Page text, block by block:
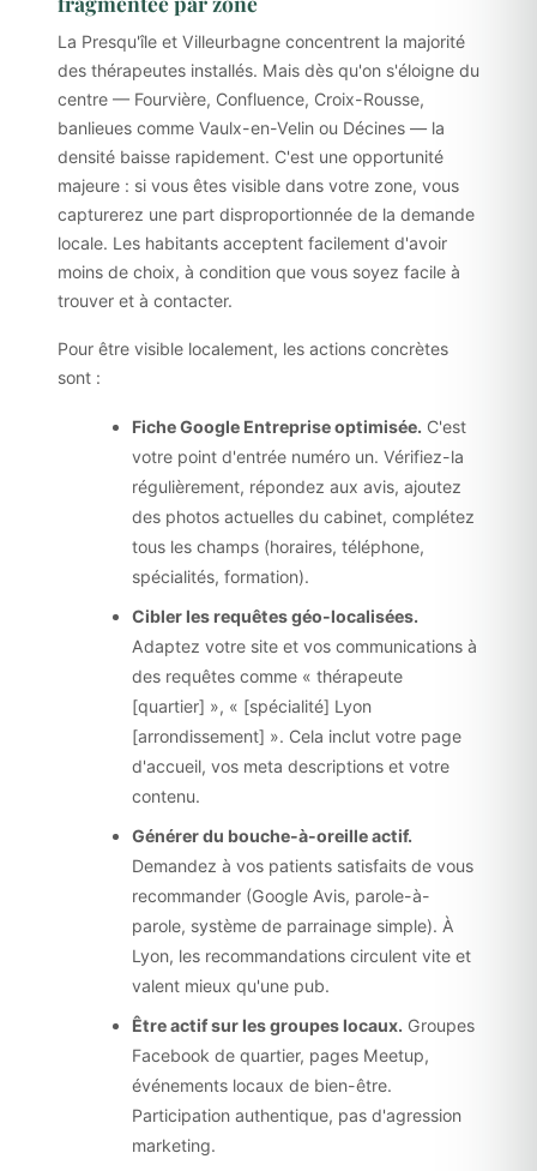
La Presqu'île et Villeurbagne concentrent la majorité
des thérapeutes installés. Mais dès qu'on s'éloigne du
centre — Fourvière, Confluence, Croix-Rousse,
banlieues comme Vaulx-en-Velin ou Décines — la
densité baisse rapidement. C'est une opportunité
majeure : si vous êtes visible dans votre zone, vous
capturerez une part disproportionnée de la demande
locale. Les habitants acceptent facilement d'avoir
moins de choix, à condition que vous soyez facile à
trouver et à contacter.
Pour être visible localement, les actions concrètes
sont :
Fiche Google Entreprise optimisée. C'est
votre point d'entrée numéro un. Vérifiez-la
régulièrement, répondez aux avis, ajoutez
des photos actuelles du cabinet, complétez
tous les champs (horaires, téléphone,
spécialités, formation).
Cibler les requêtes géo-localisées.
Adaptez votre site et vos communications à
des requêtes comme « thérapeute
[quartier] », « [spécialité] Lyon
[arrondissement] ». Cela inclut votre page
d'accueil, vos meta descriptions et votre
contenu.
Générer du bouche-à-oreille actif.
Demandez à vos patients satisfaits de vous
recommander (Google Avis, parole-à-
parole, système de parrainage simple). À
Lyon, les recommandations circulent vite et
valent mieux qu'une pub.
Être actif sur les groupes locaux. Groupes
Facebook de quartier, pages Meetup,
événements locaux de bien-être.
Participation authentique, pas d'agression
marketing.